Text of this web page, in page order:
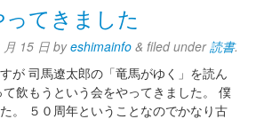
てきました
15 日 byeshimainfo & filed under読書.
が 司馬遼太郎の「竜馬がゆく」を読ん
飲もうという会をやってきました。 僕
。 ５０周年ということなのでかなり古